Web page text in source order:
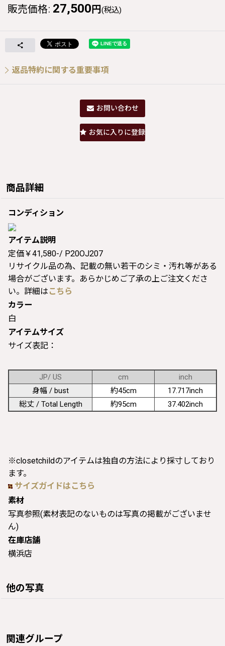
販売価格: 27,500 円 (税込)
返品特約に関する重要事項
お問い合わせ
お気に入りに登録
商品詳細
コンディション
アイテム説明
定価￥41,580-/ P20OJ207
リサイクル品の為、記載の無い若干のシミ・汚れ等がある
場合がございます。あらかじめご了承の上ご注文くださ
い。詳細は こちら
カラー
白
アイテムサイズ
サイズ表記：
JP/ US cm
inch
身幅 / bust
約45cm
17.717inch
総丈 / Total Length
約95cm 37.402inch
※closetchildのアイテムは独自の方法により採寸しており
ます。
サイズガイドはこちら
素材
写真参照(素材表記のないものは写真の掲載がございませ
ん)
在庫店舗
横浜店
他の写真
関連グループ